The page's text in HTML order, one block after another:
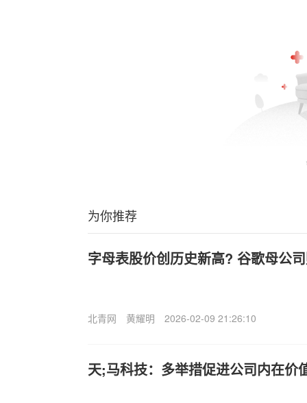
为你推荐
字母表股价创历史新高? 谷歌母公
北青网 黄耀明 2026-02-09 21:26:10
天;马科技：多举措促进公司内在价